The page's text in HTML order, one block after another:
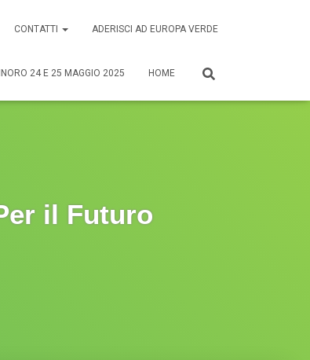
CONTATTI ADERISCI AD EUROPA VERDE
24 E 25 MAGGIO 2025 HOME
il Futuro